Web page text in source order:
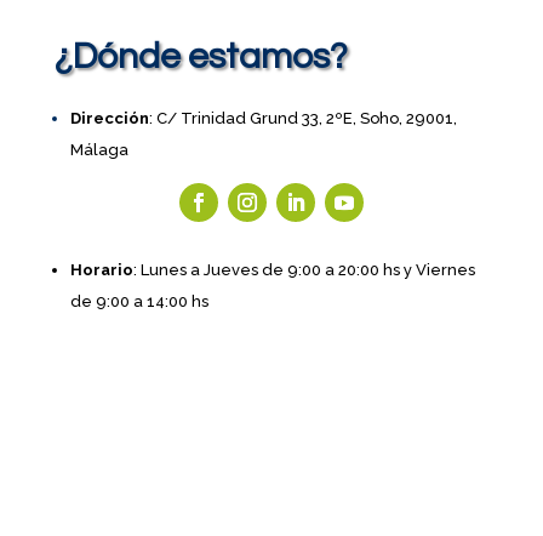
¿Dónde estamos?
Dirección: C/ Trinidad Grund 33, 2ºE, Soho, 29001,
Málaga
Horario: Lunes a Jueves de 9:00 a 20:00 hs y Viernes
de 9:00 a 14:00 hs